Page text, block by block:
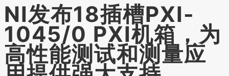
NI发布18插槽PXI-
1045/0 PXI机箱，为
高性能测试和测量应